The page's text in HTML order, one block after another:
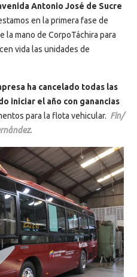
Antonio José de Sucre
en la primera fase de
la mano de CorpoTáchira para
vida las unidades de
ha cancelado todas las
iniciar el año con ganancias
para la flota vehicular. Fin/